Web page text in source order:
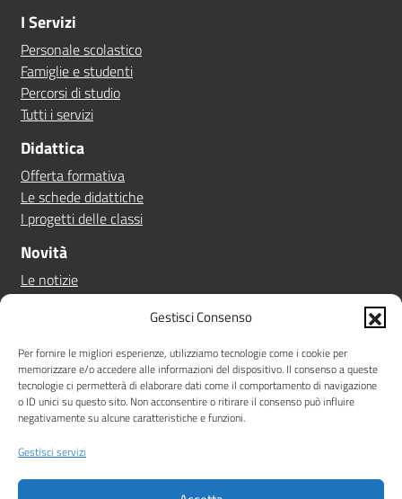
Gestisci Consenso
Per fornire le migliori esperienze, utilizziamo tecnologie come i cookie per
memorizzare e/o accedere alle informazioni del dispositivo. Il consenso a queste
tecnologie ci permetterà di elaborare dati come il comportamento di navigazione
o ID unici su questo sito. Non acconsentire o ritirare il consenso può influire
negativamente su alcune caratteristiche e funzioni.
Gestisci servizi
I Servizi
Personale scolastico
Famiglie e studenti
Percorsi di studio
Tutti i servizi
Didattica
Offerta formativa
Le schede didattiche
I progetti delle classi
Novità
Le notizie
Le circolari
Albo online
Pn 21/27
Ptof
Iscrizioni
Sicurezza